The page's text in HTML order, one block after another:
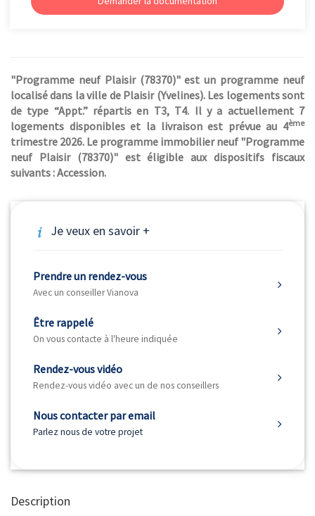
"Programme neuf Plaisir (78370)" est un programme neuf
localisé dans la ville de Plaisir (Yvelines). Les logements sont
de type “Appt.” répartis en T3, T4. Il y a actuellement 7
logements disponibles et la livraison est prévue au 4ème
trimestre 2026. Le programme immobilier neuf "Programme
neuf Plaisir (78370)" est éligible aux dispositifs fiscaux
suivants : Accession.
Je veux en savoir +
Prendre un rendez-vous
Avec un conseiller Vianova
Être rappelé
On vous contacte à l'heure indiquée
Rendez-vous vidéo
Rendez-vous vidéo avec un de nos conseillers
Nous contacter par email
Parlez nous de votre projet
Description